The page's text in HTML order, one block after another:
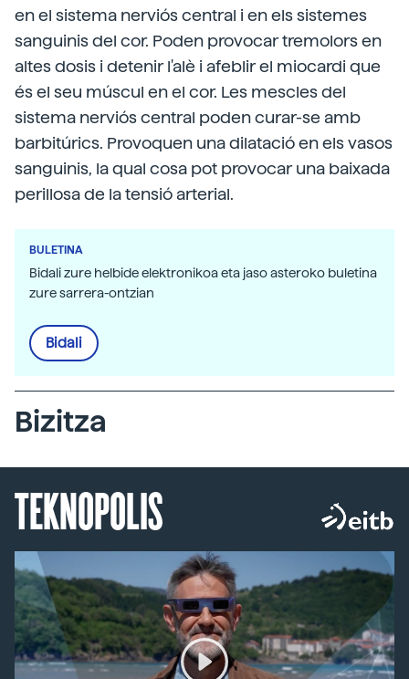
en el sistema nerviós central i en els sistemes
sanguinis del cor. Poden provocar tremolors en
altes dosis i detenir l'alè i afeblir el miocardi que
és el seu múscul en el cor. Les mescles del
sistema nerviós central poden curar-se amb
barbitúrics. Provoquen una dilatació en els vasos
sanguinis, la qual cosa pot provocar una baixada
perillosa de la tensió arterial.
BULETINA
Bidali zure helbide elektronikoa eta jaso asteroko buletina
zure sarrera-ontzian
Bidali
Bizitza
TEKNOPOLIS